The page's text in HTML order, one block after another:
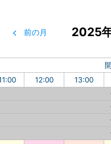
前の月 2025
12:00 13:00